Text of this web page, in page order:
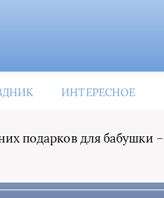
ИНТЕРЕСНОЕ
подарков для бабушки